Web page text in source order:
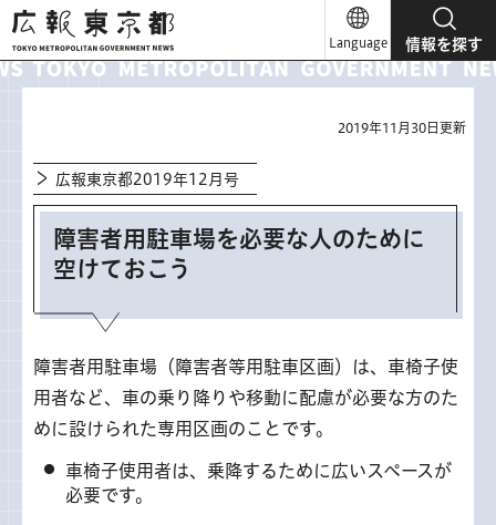
広報東京都
Language 情報を探す
2019年11月30日更新
広報東京都2019年12月号
障害者用駐車場を必要な人のために
空けておこう
障害者用駐車場（障害者等用駐車区画）は、車椅子使
用者など、車の乗り降りや移動に配慮が必要な方のた
めに設けられた専用区画のことです。
車椅子使用者は、乗降するために広いスペースが
必要です。